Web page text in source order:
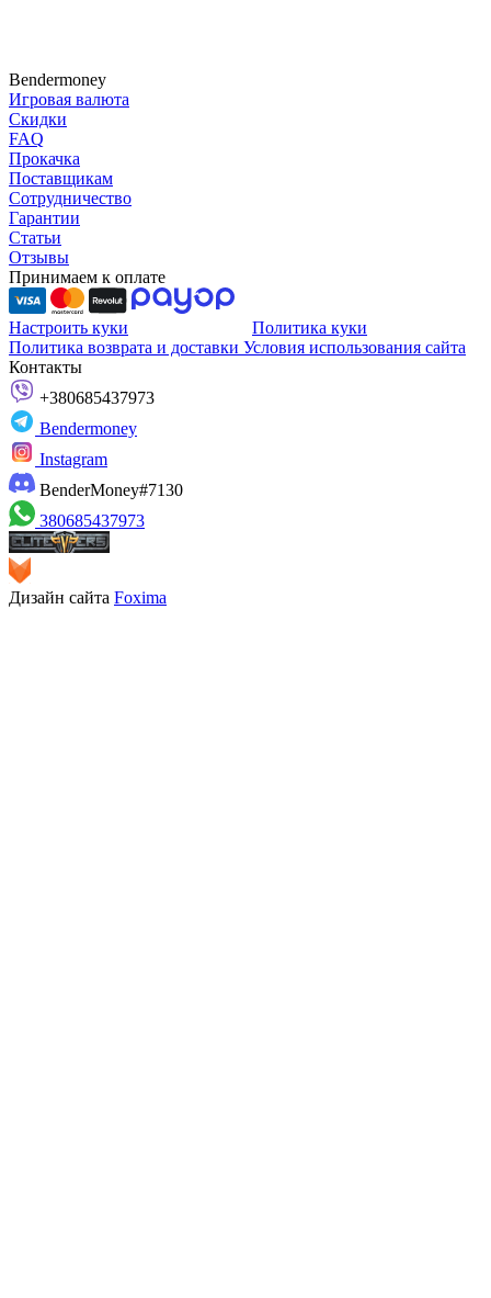
Bendermoney
Игровая валюта
Скидки
FAQ
Прокачка
Поставщикам
Сотрудничество
Гарантии
Статьи
Отзывы
Принимаем к оплате
Настроить куки
Политика куки
Политика возврата и доставки Условия использования сайта
Контакты
+380685437973
Bendermoney
Instagram
BenderMoney#7130
380685437973
Дизайн сайта Foxima